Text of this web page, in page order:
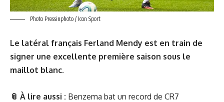
Photo Pressinphoto / Icon Sport
Le latéral français Ferland Mendy est en train de
signer une excellente première saison sous le
maillot blanc.
📎 À lire aussi : Benzema bat un record de CR7